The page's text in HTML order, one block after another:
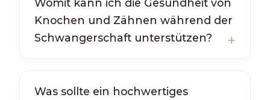
Womit kann ich die Gesundheit von
Knochen und Zähnen während der
Schwangerschaft unterstützen?
Was sollte ein hochwertiges